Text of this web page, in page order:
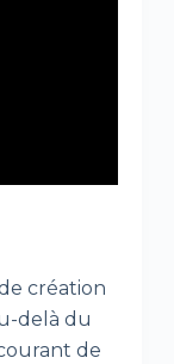
création
delà du
de